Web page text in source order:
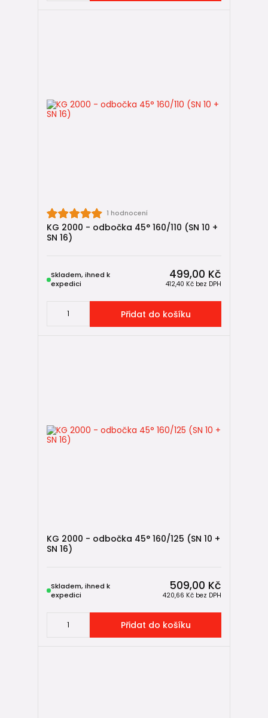
1 hodnocení
KG 2000 - odbočka 45° 160/110 (SN 10 +
SN 16)
499,00 Kč
412,40 Kč bez DPH
Skladem, ihned k
expedici
Přidat do košíku
KG 2000 - odbočka 45° 160/125 (SN 10 +
SN 16)
509,00 Kč
420,66 Kč bez DPH
Skladem, ihned k
expedici
Přidat do košíku